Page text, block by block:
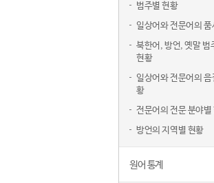
범주별 현황
일상어와 전문어의
북한어, 방언, 옛말 범
현황
일상어와 전문어의 음
황
전문어의 전문 분야별
방언의 지역별 현황
원어 통계